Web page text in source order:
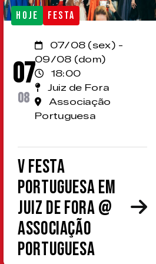
HOJE FESTA
07
08
07/08 (sex) -
09/08 (dom)
18:00
Juiz de Fora
Associação
Portuguesa
V Festa
Portuguesa em
Juiz de Fora @
Associação
Portuguesa